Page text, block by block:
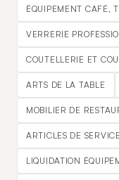
ÉQUIPEMENT CAFÉ,
VERRERIE
COUTELLERIE ET
ARTS DE LA TABLE
MOBILIER DE
ARTICLES DE
LIQUIDATION